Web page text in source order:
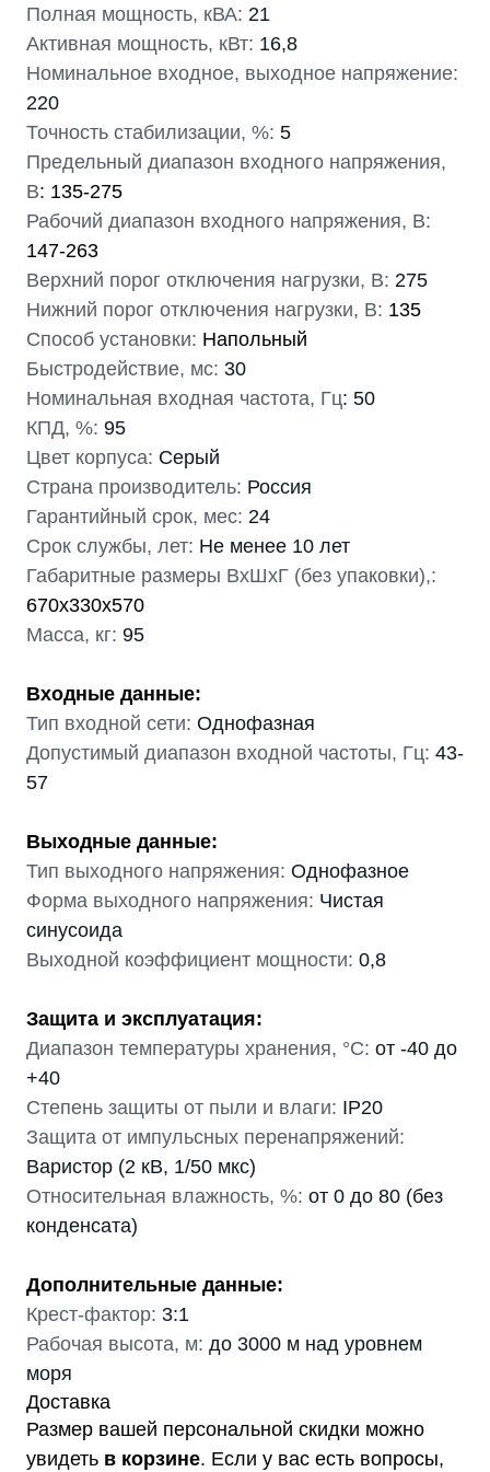
Полная мощность, кВА: 21
Активная мощность, кВт: 16,8
Номинальное входное, выходное напряжение:
220
Точность стабилизации, %: 5
Предельный диапазон входного напряжения,
В: 135-275
Рабочий диапазон входного напряжения, В:
147-263
Верхний порог отключения нагрузки, В: 275
Нижний порог отключения нагрузки, В: 135
Способ установки: Напольный
Быстродействие, мс: 30
Номинальная входная частота, Гц: 50
КПД, %: 95
Цвет корпуса: Серый
Страна производитель: Россия
Гарантийный срок, мес: 24
Срок службы, лет: Не менее 10 лет
Габаритные размеры ВхШхГ (без упаковки),:
670x330x570
Масса, кг: 95
Входные данные:
Тип входной сети: Однофазная
Допустимый диапазон входной частоты, Гц: 43-
57
Выходные данные:
Тип выходного напряжения: Однофазное
Форма выходного напряжения: Чистая
синусоида
Выходной коэффициент мощности: 0,8
Защита и эксплуатация:
Диапазон температуры хранения, °С: от -40 до
+40
Степень защиты от пыли и влаги: IP20
Защита от импульсных перенапряжений:
Варистор (2 кВ, 1/50 мкс)
Относительная влажность, %: от 0 до 80 (без
конденсата)
Дополнительные данные:
Крест-фактор: 3:1
Рабочая высота, м: до 3000 м над уровнем
моря
Доставка
Размер вашей персональной скидки можно
увидеть в корзине. Если у вас есть вопросы,